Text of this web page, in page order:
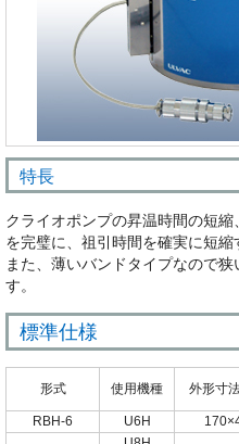
特長
クライオポンプの昇温時間の短
を完璧に、祖引時間を確実に短縮
また、薄いバンドタイプなので
す。
標準仕様
形式 使用機種 外形寸
RBH-6
U6H